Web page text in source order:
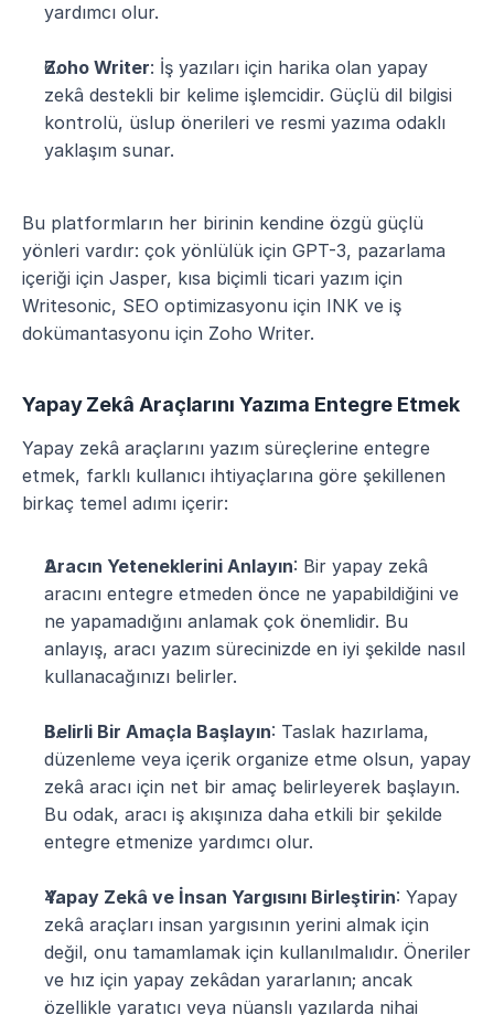
yardımcı olur.
Zoho Writer: İş yazıları için harika olan yapay
zekâ destekli bir kelime işlemcidir. Güçlü dil bilgisi
kontrolü, üslup önerileri ve resmi yazıma odaklı
yaklaşım sunar.
Bu platformların her birinin kendine özgü güçlü
yönleri vardır: çok yönlülük için GPT-3, pazarlama
içeriği için Jasper, kısa biçimli ticari yazım için
Writesonic, SEO optimizasyonu için INK ve iş
dokümantasyonu için Zoho Writer.
Yapay Zekâ Araçlarını Yazıma Entegre Etmek
Yapay zekâ araçlarını yazım süreçlerine entegre
etmek, farklı kullanıcı ihtiyaçlarına göre şekillenen
birkaç temel adımı içerir:
Aracın Yeteneklerini Anlayın: Bir yapay zekâ
aracını entegre etmeden önce ne yapabildiğini ve
ne yapamadığını anlamak çok önemlidir. Bu
anlayış, aracı yazım sürecinizde en iyi şekilde nasıl
kullanacağınızı belirler.
Belirli Bir Amaçla Başlayın: Taslak hazırlama,
düzenleme veya içerik organize etme olsun, yapay
zekâ aracı için net bir amaç belirleyerek başlayın.
Bu odak, aracı iş akışınıza daha etkili bir şekilde
entegre etmenize yardımcı olur.
Yapay Zekâ ve İnsan Yargısını Birleştirin: Yapay
zekâ araçları insan yargısının yerini almak için
değil, onu tamamlamak için kullanılmalıdır. Öneriler
ve hız için yapay zekâdan yararlanın; ancak
özellikle yaratıcı veya nüanslı yazılarda nihai